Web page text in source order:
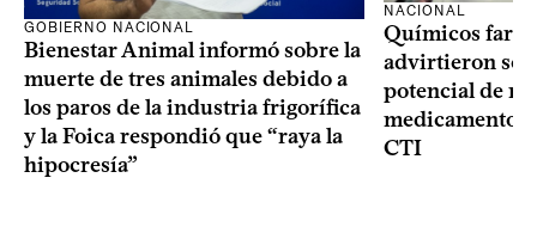
GOBIERNO NACIONAL
Bienestar Animal informó sobre la
muerte de tres animales debido a
los paros de la industria frigorífica
y la Foica respondió que “raya la
hipocresía”
NACIONAL
Químicos
advirtieron
potencial de
medicamentos
CTI